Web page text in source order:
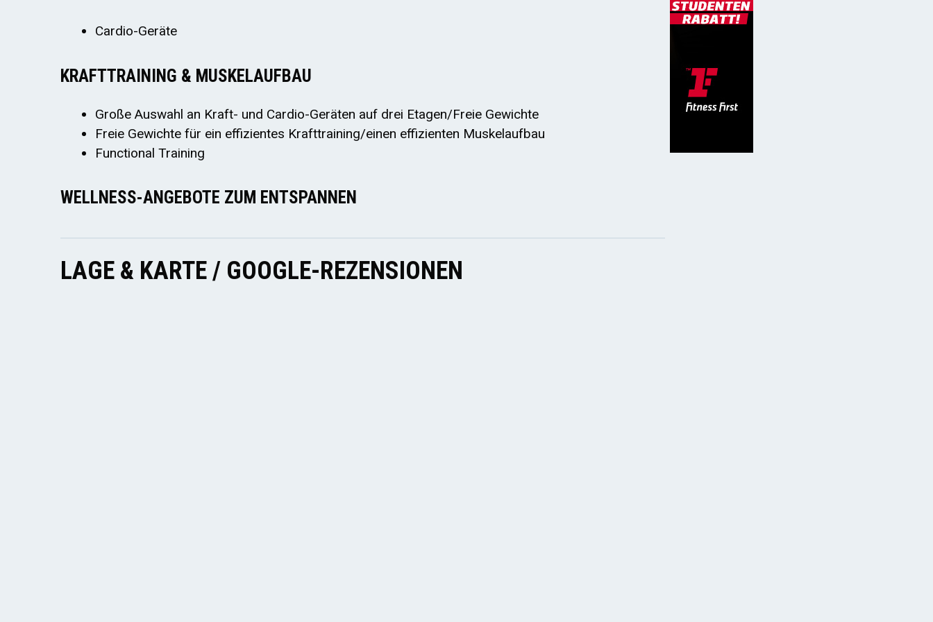
Cardio-Geräte
KRAFTTRAINING & MUSKELAUFBAU
Große Auswahl an Kraft- und Cardio-Geräten auf drei Etagen/Freie Gewichte
Freie Gewichte für ein effizientes Krafttraining/einen effizienten Muskelaufbau
Functional Training
WELLNESS-ANGEBOTE ZUM ENTSPANNEN
LAGE & KARTE / GOOGLE-REZENSIONEN